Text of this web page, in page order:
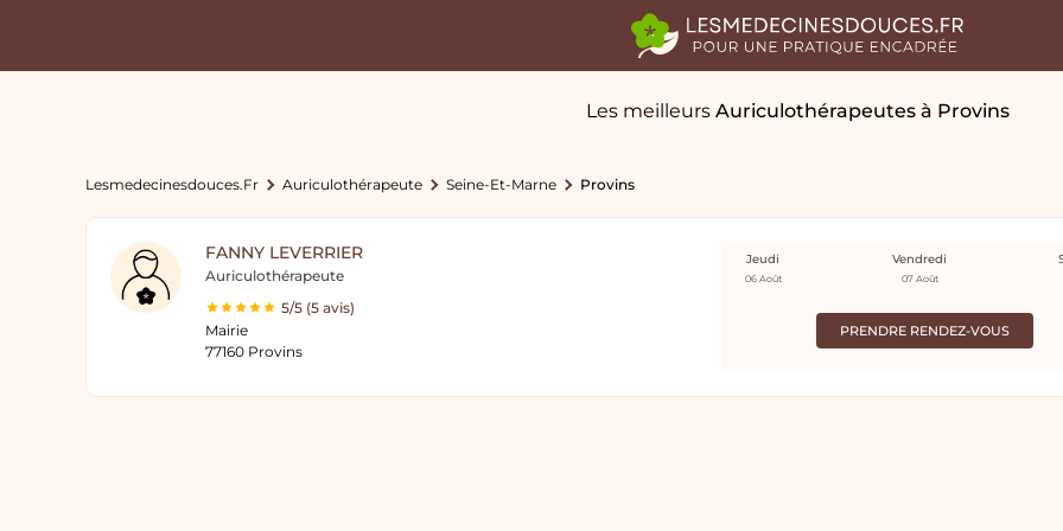
Les meilleurs Auriculothérapeutes à Provins
Lesmedecinesdouces.fr Auriculothérapeute Seine-Et-Marne Provins
FANNY LEVERRIER
Auriculothérapeute
5/5 (5 avis)
Mairie
77160 Provins
PRENDRE RENDEZ-VOUS
Jeudi
06 Août
Vendredi
07 Août